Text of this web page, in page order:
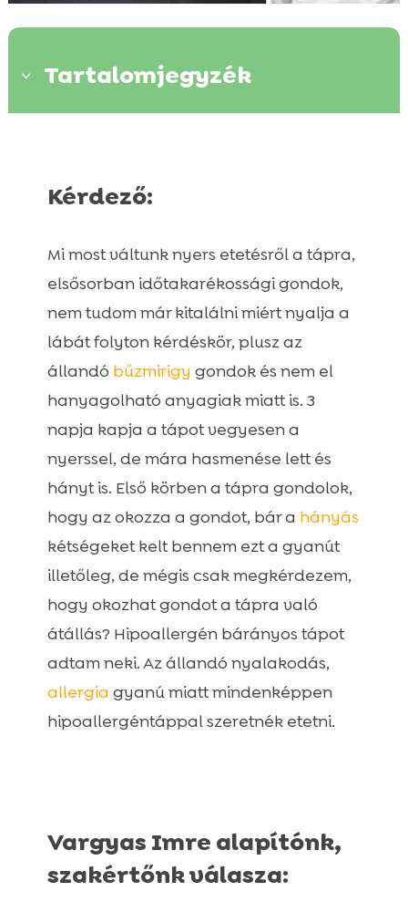
3 Tartalomjegyzék
válasza:
Twinky őszi / téli multivitamin por – 150 g
Twinky zöldajkú kagyló alapú ízületvédő
Hipoallergén tápjaink kutyusodnak:
Juliet Hipoallergén marhás száraz
kutyatáp – „extra kisszemű”
Juliet Hipoallergén bárányos száraz
kutyatáp
Juliet Hipoallergén lazacos száraz
kutyatáp
Juliet Hipoallergén nyulas száraz kutyatáp
– „extra kisszemű”
Juliet Hipoallergén rovarfehérje alapú
száraz kutyatáp – „legérzékenyebb
kutyáknak”
Ely Hipoallergén bárányos nedves
kutyaeledel – 410 g
Ely Hipoallergén marhás nedves
kutyaeledel – 410 g
Ted Hipoallergén bárányos száraz
kutyatáp
Kérdező:
Mi most váltunk nyers etetésről a tápra,
elsősorban időtakarékossági gondok,
nem tudom már kitalálni miért nyalja a
lábát folyton kérdéskör, plusz az
állandó bűzmirigy gondok és nem el
hanyagolható anyagiak miatt is. 3
napja kapja a tápot vegyesen a
nyerssel, de mára hasmenése lett és
hányt is. Első körben a tápra gondolok,
hogy az okozza a gondot, bár a hányás
kétségeket kelt bennem ezt a gyanút
illetőleg, de mégis csak megkérdezem,
hogy okozhat gondot a tápra való
átállás? Hipoallergén bárányos tápot
adtam neki. Az állandó nyalakodás,
allergia gyanú miatt mindenképpen
hipoallergéntáppal szeretnék etetni.
Vargyas Imre alapítónk,
szakértőnk válasza: